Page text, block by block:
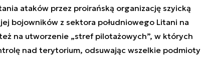
ataków przez proirańską organizację szyicką
bojowników z sektora południowego Litani na
na utworzenie „stref pilotażowych”, w których
nad terytorium, odsuwając wszelkie podmioty